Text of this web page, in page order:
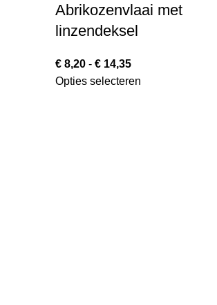
Abrikozenvlaai met
linzendeksel
€ 8,20 - € 14,35
Opties selecteren